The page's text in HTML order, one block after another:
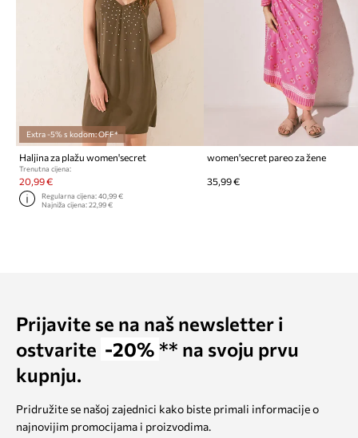
Extra -5% s kodom: OFF*
Haljina za plažu women'secret
Trenutna cijena:
20,99 €
Regularna cijena:40,99 €
Najniža cijena:22,99 €
women'secret pareo za žene
35,99 €
Prijavite se na naš newsletter i
ostvarite -20% ** na svoju prvu
kupnju.
Pridružite se našoj zajednici kako biste primali informacije o
najnovijim promocijama i proizvodima.